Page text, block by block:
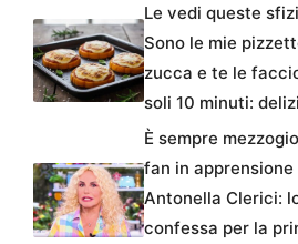
Le vedi queste
Sono le mie
zucca e te le
soli 10 minuti:
È sempre
fan in apprensione
Antonella Clerici:
confessa per la